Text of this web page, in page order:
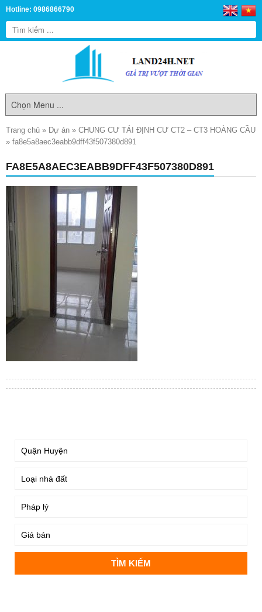
Hotline: 0986866790
Trang chủ » Dự án » CHUNG CƯ TÁI ĐỊNH CƯ CT2 – CT3 HOÀNG CẦU
» fa8e5a8aec3eabb9dff43f507380d891
FA8E5A8AEC3EABB9DFF43F507380D891